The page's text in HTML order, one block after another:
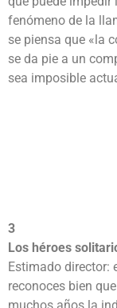
fenómeno de la
se piensa que «la
se da pie a un
sea imposible
3
Los héroes
Estimado director:
reconoces bien
muchos años la